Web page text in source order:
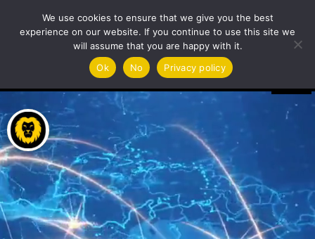
We use cookies to ensure that we give you the best
experience on our website. If you continue to use this site we
will assume that you are happy with it.
Ok
No Privacy policy